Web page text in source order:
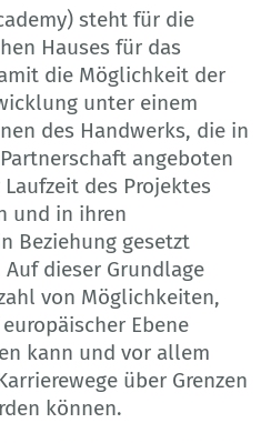
steht für die
Hauses für das
die Möglichkeit der
unter einem
des Handwerks, die in
angeboten
des Projektes
und in ihren
Beziehung gesetzt
dieser Grundlage
von Möglichkeiten,
Ebene
kann und vor allem
über Grenzen
können.